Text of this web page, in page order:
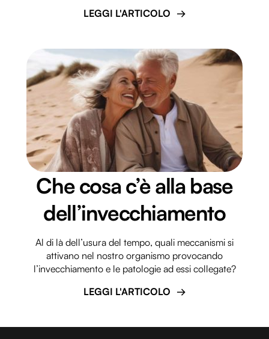
LEGGI L'ARTICOLO
Che cosa c’è alla base
dell’invecchiamento
Al di là dell’usura del tempo, quali meccanismi si
attivano nel nostro organismo provocando
l’invecchiamento e le patologie ad essi collegate?
LEGGI L'ARTICOLO